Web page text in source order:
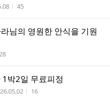
간 조회수
45
님의 영원한 안식을 기원
조회수
박2일 무료피정
작성시간
26.05.02 조회수
16